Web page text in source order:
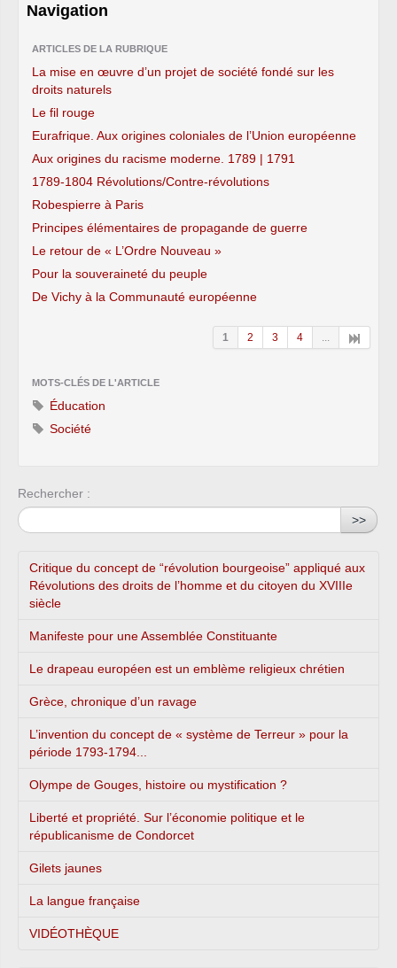
Navigation
ARTICLES DE LA RUBRIQUE
La mise en œuvre d’un projet de société fondé sur les
droits naturels
Le fil rouge
Eurafrique. Aux origines coloniales de l’Union européenne
Aux origines du racisme moderne. 1789 | 1791
1789-1804 Révolutions/Contre-révolutions
Robespierre à Paris
Principes élémentaires de propagande de guerre
Le retour de « L’Ordre Nouveau »
Pour la souveraineté du peuple
De Vichy à la Communauté européenne
1 2 3 4 ...
MOTS-CLÉS DE L'ARTICLE
Éducation
Société
Rechercher :
>>
Critique du concept de “révolution bourgeoise” appliqué aux
Révolutions des droits de l’homme et du citoyen du XVIIIe
siècle
Manifeste pour une Assemblée Constituante
Le drapeau européen est un emblème religieux chrétien
Grèce, chronique d’un ravage
L’invention du concept de « système de Terreur » pour la
période 1793-1794...
Olympe de Gouges, histoire ou mystification ?
Liberté et propriété. Sur l’économie politique et le
républicanisme de Condorcet
Gilets jaunes
La langue française
VIDÉOTHÈQUE